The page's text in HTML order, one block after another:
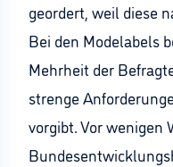
geordert, weil diese
Bei den Modelabels
Mehrheit der
strenge
vorgibt. Vor wenigen